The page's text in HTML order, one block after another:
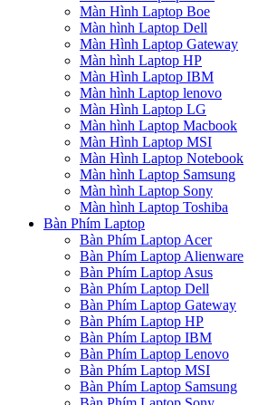
Màn Hình Laptop Boe
Màn hình Laptop Dell
Màn Hình Laptop Gateway
Màn hình Laptop HP
Màn Hình Laptop IBM
Màn hình Laptop lenovo
Màn Hình Laptop LG
Màn hình Laptop Macbook
Màn Hình Laptop MSI
Màn Hình Laptop Notebook
Màn hình Laptop Samsung
Màn hình Laptop Sony
Màn hình Laptop Toshiba
Bàn Phím Laptop
Bàn Phím Laptop Acer
Bàn Phím Laptop Alienware
Bàn Phím Laptop Asus
Bàn Phím Laptop Dell
Bàn Phím Laptop Gateway
Bàn Phím Laptop HP
Bàn Phím Laptop IBM
Bàn Phím Laptop Lenovo
Bàn Phím Laptop MSI
Bàn Phím Laptop Samsung